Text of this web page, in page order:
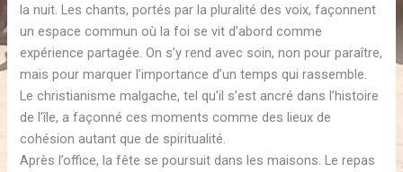
la nuit. Les chants, portés par la pluralité des voix, façonnent
un espace commun où la foi se vit d’abord comme
expérience partagée. On s’y rend avec soin, non pour paraître,
mais pour marquer l’importance d’un temps qui rassemble.
Le christianisme malgache, tel qu’il s’est ancré dans l’histoire
de l’île, a façonné ces moments comme des lieux de
cohésion autant que de spiritualité.
Après l’office, la fête se poursuit dans les maisons. Le repas